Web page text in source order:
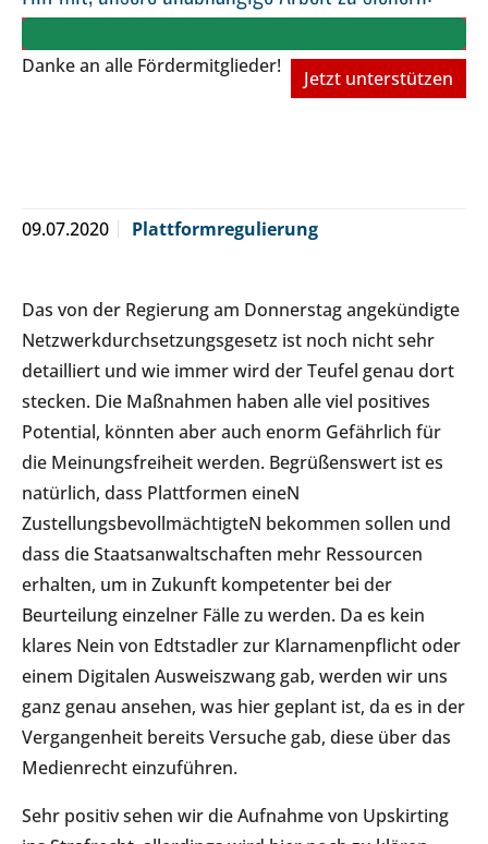
Danke an alle Fördermitglieder!
Jetzt unterstützen
09.07.2020 Plattformregulierung
Das von der Regierung am Donnerstag angekündigte
Netzwerkdurchsetzungsgesetz ist noch nicht sehr
detailliert und wie immer wird der Teufel genau dort
stecken. Die Maßnahmen haben alle viel positives
Potential, könnten aber auch enorm Gefährlich für
die Meinungsfreiheit werden. Begrüßenswert ist es
natürlich, dass Plattformen eineN
ZustellungsbevollmächtigteN bekommen sollen und
dass die Staatsanwaltschaften mehr Ressourcen
erhalten, um in Zukunft kompetenter bei der
Beurteilung einzelner Fälle zu werden. Da es kein
klares Nein von Edtstadler zur Klarnamenpflicht oder
einem Digitalen Ausweiszwang gab, werden wir uns
ganz genau ansehen, was hier geplant ist, da es in der
Vergangenheit bereits Versuche gab, diese über das
Medienrecht einzuführen.
Sehr positiv sehen wir die Aufnahme von Upskirting